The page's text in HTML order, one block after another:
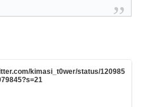
kimasi_t0wer/status/120985